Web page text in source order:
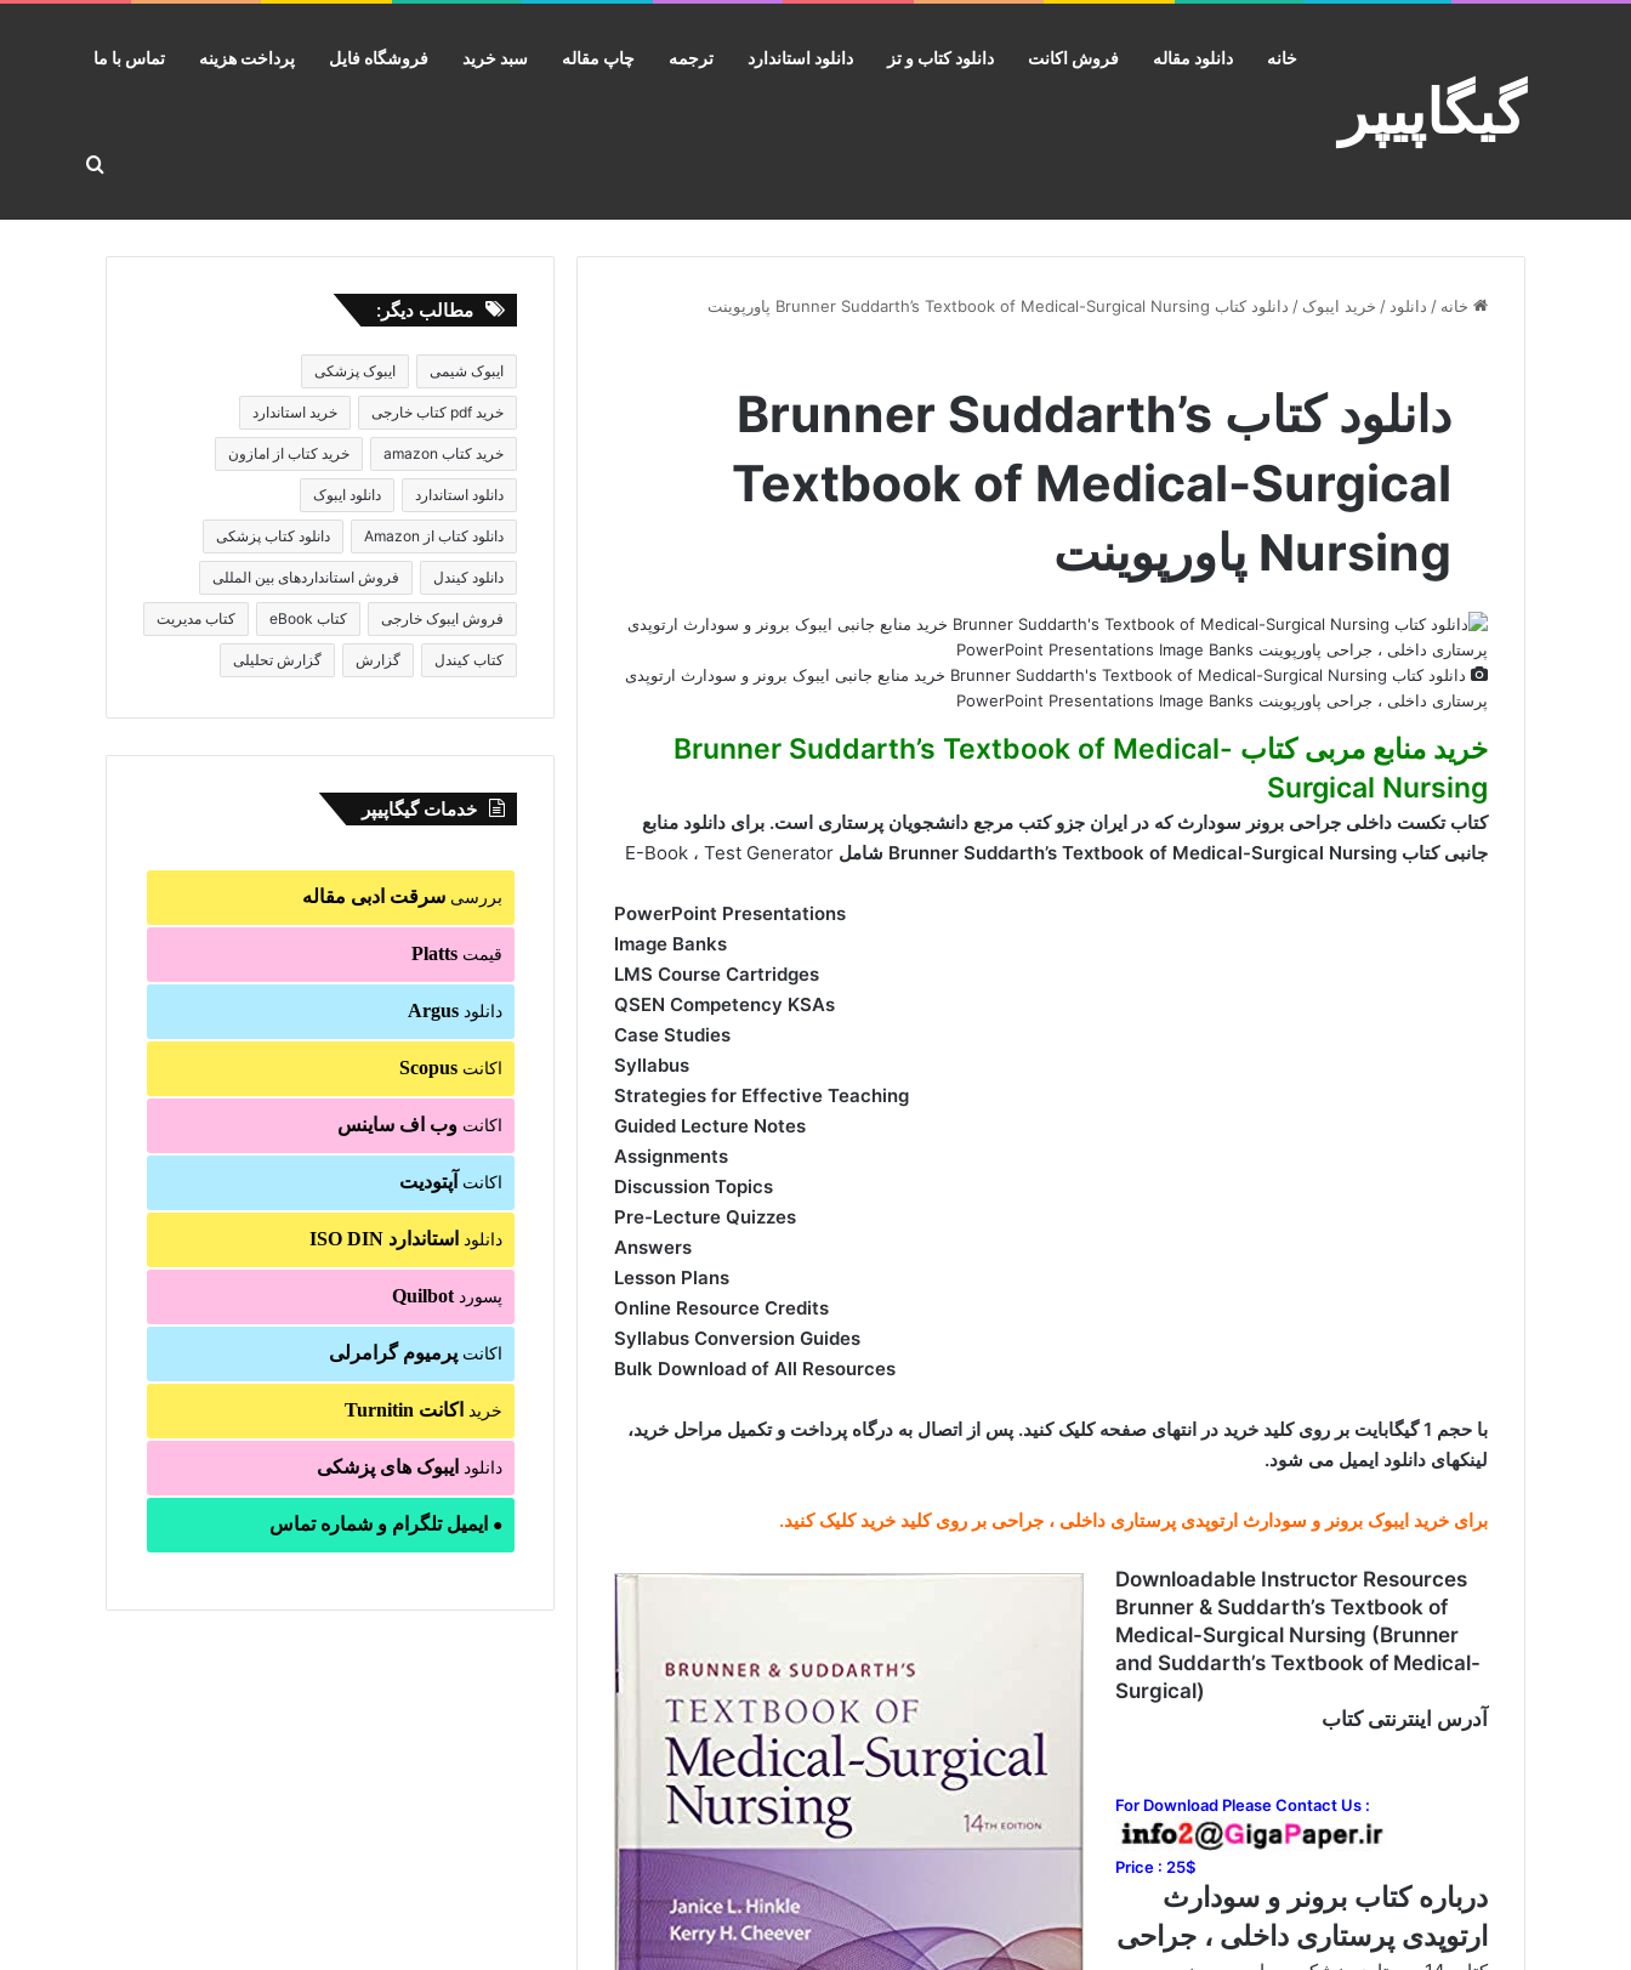
گیگاپیپر
خانه دانلود مقاله فروش اکانت دانلود کتاب و تز دانلود استاندارد ترجمه چاپ مقاله سبد خرید فروشگاه فایل پرداخت هزینه تماس با ما
جستجو
خانه / دانلود / خرید ایبوک / دانلود کتاب Brunner Suddarth’s Textbook of Medical-Surgical Nursing پاورپوینت
دانلود کتاب Brunner Suddarth’s
Textbook of Medical-Surgical
Nursing پاورپوینت
دانلود کتاب Brunner Suddarth's Textbook of Medical-Surgical Nursing خرید منابع جانبی ایبوک برونر و سودارث ارتوپدی
پرستاری داخلی ، جراحی پاورپوینت PowerPoint Presentations Image Banks
خرید منابع مربی کتاب Brunner Suddarth’s Textbook of Medical-
Surgical Nursing
کتاب تکست داخلی جراحی برونر سودارث که در ایران جزو کتب مرجع دانشجویان پرستاری است. برای دانلود منابع
جانبی کتاب Brunner Suddarth’s Textbook of Medical-Surgical Nursing شامل
E-Book ، Test Generator
PowerPoint Presentations
Image Banks
LMS Course Cartridges
QSEN Competency KSAs
Case Studies
Syllabus
Strategies for Effective Teaching
Guided Lecture Notes
Assignments
Discussion Topics
Pre-Lecture Quizzes
Answers
Lesson Plans
Online Resource Credits
Syllabus Conversion Guides
Bulk Download of All Resources
با حجم 1 گیگابایت بر روی کلید خرید در انتهای صفحه کلیک کنید. پس از اتصال به درگاه پرداخت و تکمیل مراحل خرید،
لینکهای دانلود ایمیل می شود.
برای خرید ایبوک برونر و سودارث ارتوپدی پرستاری داخلی ، جراحی بر روی کلید خرید کلیک کنید.
Downloadable Instructor Resources
Brunner & Suddarth’s Textbook of
Medical-Surgical Nursing (Brunner
and Suddarth’s Textbook of Medical-
Surgical)
آدرس اینترنتی کتاب
For Download Please Contact Us :
Price : 25$
درباره کتاب برونر و سودارث
ارتوپدی پرستاری داخلی ، جراحی
مطالب دیگر:
ایبوک شیمی ایبوک پزشکی
خرید pdf کتاب خارجی خرید استاندارد
خرید کتاب amazon خرید کتاب از امازون
دانلود استاندارد دانلود ایبوک
دانلود کتاب از Amazon دانلود کتاب پزشکی
دانلود کیندل فروش استانداردهای بین المللی
فروش ایبوک خارجی کتاب eBook کتاب مدیریت
کتاب کیندل گزارش گزارش تحلیلی
خدمات گیگاپیپر
بررسیسرقت ادبی مقاله
قیمتPlatts
دانلودArgus
اکانتScopus
اکانتوب اف ساینس
اکانت آپتودیت
دانلود استاندارد ISO DIN
پسوردQuilbot
اکانتپرمیوم گرامرلی
خرید اکانت Turnitin
دانلود ایبوک های پزشکی
● ایمیل تلگرام و شماره تماس